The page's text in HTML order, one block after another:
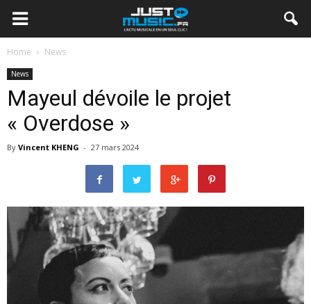
Home News
News
Mayeul dévoile le projet
« Overdose »
By Vincent KHENG - 27 mars 2024